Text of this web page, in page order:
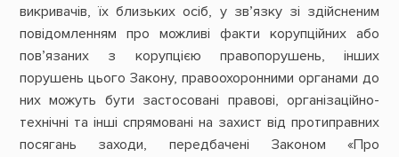
викривачів, їх близьких осіб, у зв’язку зі здійсненим
повідомленням про можливі факти корупційних або
пов’язаних з корупцією правопорушень, інших
порушень цього Закону, правоохоронними органами до
них можуть бути застосовані правові, організаційно-
технічні та інші спрямовані на захист від протиправних
посягань заходи, передбачені Законом «Про